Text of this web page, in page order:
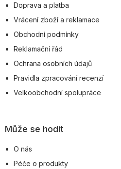
Doprava a platba
Vrácení zboží a reklamace
Obchodní podmínky
Reklamační řád
Ochrana osobních údajů
Pravidla zpracování recenzí
Velkoobchodní spolupráce
Může se hodit
O nás
Péče o produkty